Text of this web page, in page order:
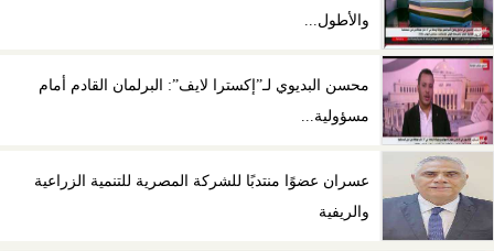
والأطول...
محسن البديوي لـ”إكسترا لايف”: البرلمان القادم أمام
مسؤولية...
عسران عضوًا منتدبًا للشركة المصرية للتنمية الزراعية
والريفية